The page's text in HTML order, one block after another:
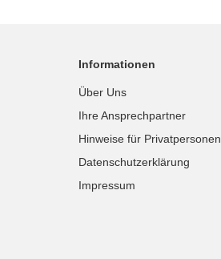
Informationen
Über Uns
Ihre Ansprechpartner
Hinweise für Privatpersonen
Datenschutzerklärung
Impressum